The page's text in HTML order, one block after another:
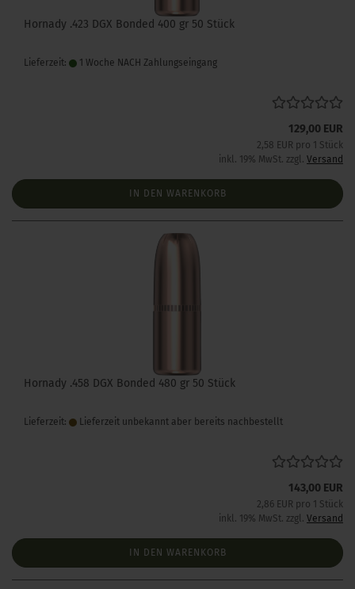
Hornady .423 DGX Bonded 400 gr 50 Stück
Lieferzeit: 1 Woche NACH Zahlungseingang
129,00 EUR
2,58 EUR pro 1 Stück
inkl. 19% MwSt. zzgl. Versand
IN DEN WARENKORB
Hornady .458 DGX Bonded 480 gr 50 Stück
Lieferzeit: Lieferzeit unbekannt aber bereits nachbestellt
143,00 EUR
2,86 EUR pro 1 Stück
inkl. 19% MwSt. zzgl. Versand
IN DEN WARENKORB